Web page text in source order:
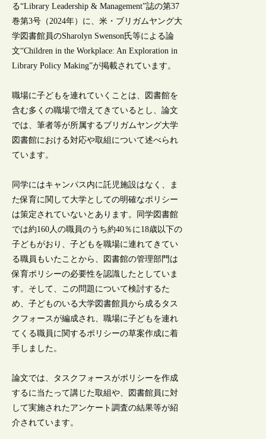
る“Library Leadership & Management”誌の第37
巻第3号（2024年）に、米・ブリガムヤング大
学図書館員のSharolyn Swenson氏等による論
文“Children in the Workplace: An Exploration in
Library Policy Making”が掲載されています。
職場に子どもを連れていくことは、図書館を
含む多くの職場で増えてきているとし、論文
では、筆者等が所属するブリガムヤング大学
図書館における対応や取組について述べられ
ています。
同学にはキャンパス内に託児施設はなく、ま
た保育に関して大学としての明確なポリシー
は策定されていないとあります。同学図書館
では約160人の職員のうち約40％に18歳以下の
子どもがおり、子どもを職場に連れてきてい
る職員もいたことから、図書館の管理部門は
保育ポリシーの必要性を認識したとしていま
す。そして、この問題について検討するた
め、子どものいる大学図書館員から成るタス
クフォースが編成され、職場に子どもを連れ
てくる職員に関するポリシーの草案作成に着
手しました。
論文では、タスクフォースがポリシーを作成
するに当たって講じた取組や、図書館員に対
して実施されたアンケート調査の結果等が紹
介されています。